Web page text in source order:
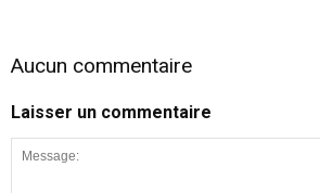
Aucun commentaire
Laisser un commentaire